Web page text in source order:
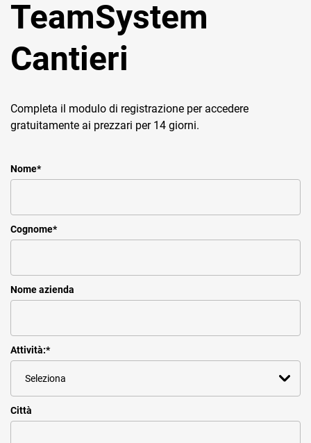
TeamSystem
Cantieri
Completa il modulo di registrazione per accedere
gratuitamente ai prezzari per 14 giorni.
Nome*
Cognome*
Nome azienda
Attività:*
Città